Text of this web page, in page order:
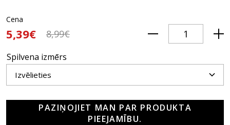
Cena
5,39€ 8,99€
Spilvena izmērs
PAZIŅOJIET MAN PAR PRODUKTA
PIEEJAMĪBU.